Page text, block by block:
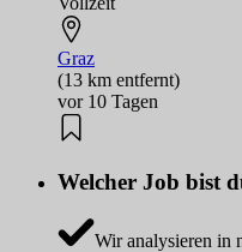
Graz
(13 km entfernt)
vor 10 Tagen
Welcher Job bist
Wir analysieren in